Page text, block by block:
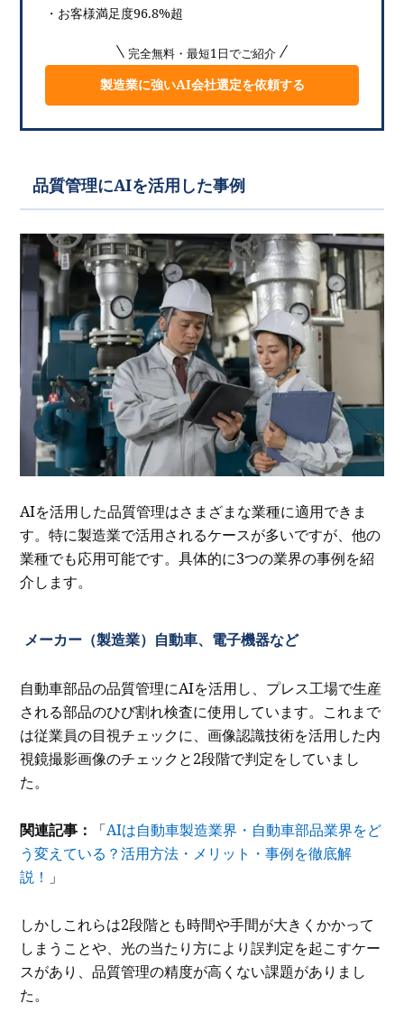
・お客様満足度96.8%超
完全無料・最短1日でご紹介
製造業に強いAI会社選定を依頼する
品質管理にAIを活用した事例
AIを活用した品質管理はさまざまな業種に適用できま
す。特に製造業で活用されるケースが多いですが、他の
業種でも応用可能です。具体的に3つの業界の事例を紹
介します。
メーカー（製造業）自動車、電子機器など
自動車部品の品質管理にAIを活用し、プレス工場で生産
される部品のひび割れ検査に使用しています。これまで
は従業員の目視チェックに、画像認識技術を活用した内
視鏡撮影画像のチェックと2段階で判定をしていまし
た。
関連記事： 「AIは自動車製造業界・自動車部品業界をど
う変えている？活用方法・メリット・事例を徹底解
説！ 」
しかしこれらは2段階とも時間や手間が大きくかかって
しまうことや、光の当たり方により誤判定を起こすケー
スがあり、品質管理の精度が高くない課題がありまし
た。